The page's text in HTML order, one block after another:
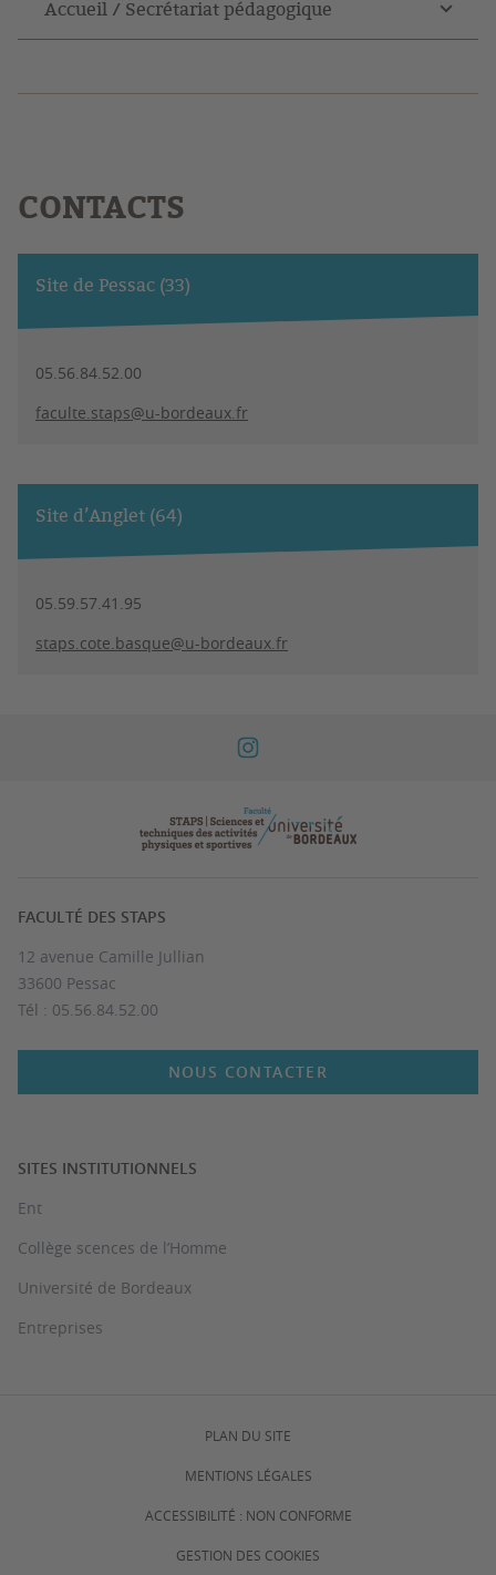
Accueil / Secrétariat pédagogique
CONTACTS
Site de Pessac (33)
05.56.84.52.00
faculte.staps@u-bordeaux.fr
Site d’Anglet (64)
05.59.57.41.95
staps.cote.basque@u-bordeaux.fr
FACULTÉ DES STAPS
12 avenue Camille Jullian
33600 Pessac
Tél : 05.56.84.52.00
NOUS CONTACTER
SITES INSTITUTIONNELS
Ent
Collège scences de l’Homme
Université de Bordeaux
Entreprises
PLAN DU SITE
MENTIONS LÉGALES
ACCESSIBILITÉ : NON CONFORME
GESTION DES COOKIES